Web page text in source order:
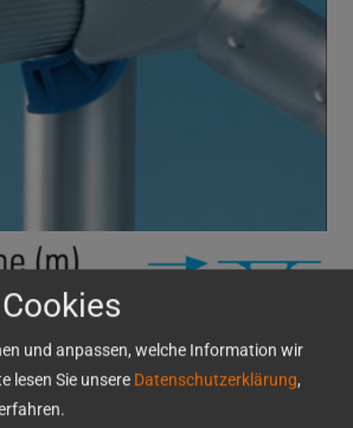
und anpassen, welche Information wir
lesen Sie unsere Datenschutzerklärung,